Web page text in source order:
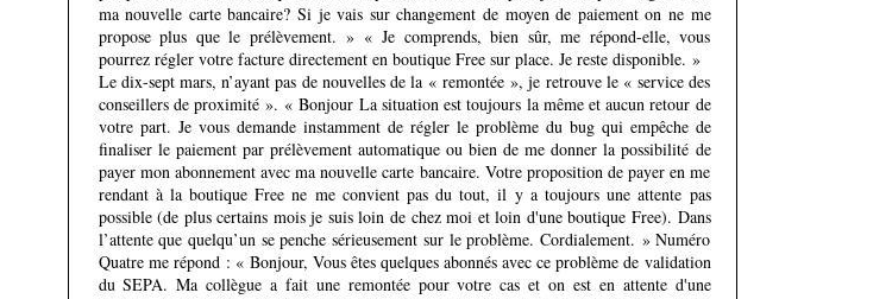
ma nouvelle carte bancaire? Si je vais sur changement de moyen de paiement on ne me
propose plus que le prélèvement. » « Je comprends, bien sûr, me répond-elle, vous
pourrez régler votre facture directement en boutique Free sur place. Je reste disponible. »
Le dix-sept mars, n’ayant pas de nouvelles de la « remontée », je retrouve le « service des
conseillers de proximité ». « Bonjour La situation est toujours la même et aucun retour de
votre part. Je vous demande instamment de régler le problème du bug qui empêche de
finaliser le paiement par prélèvement automatique ou bien de me donner la possibilité de
payer mon abonnement avec ma nouvelle carte bancaire. Votre proposition de payer en me
rendant à la boutique Free ne me convient pas du tout, il y a toujours une attente pas
possible (de plus certains mois je suis loin de chez moi et loin d'une boutique Free). Dans
l’attente que quelqu’un se penche sérieusement sur le problème. Cordialement. » Numéro
Quatre me répond : « Bonjour, Vous êtes quelques abonnés avec ce problème de validation
du SEPA. Ma collègue a fait une remontée pour votre cas et on est en attente d'une